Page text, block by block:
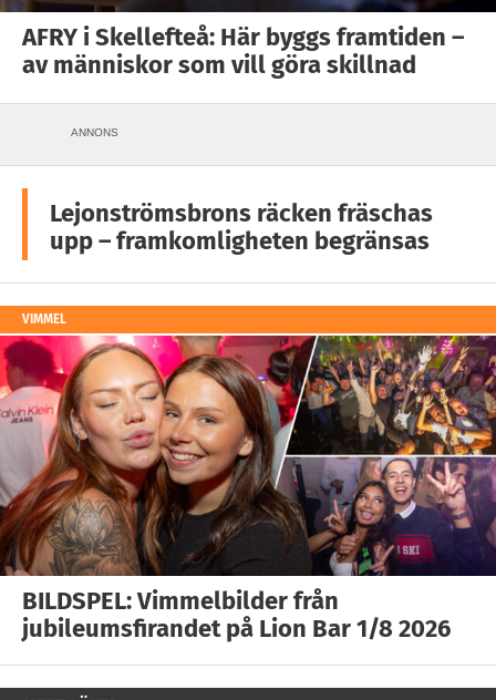
AFRY i Skellefteå: Här byggs framtiden –
av människor som vill göra skillnad
ANNONS
Lejonströmsbrons räcken fräschas
upp – framkomligheten begränsas
VIMMEL
BILDSPEL: Vimmelbilder från
jubileumsfirandet på Lion Bar 1/8 2026